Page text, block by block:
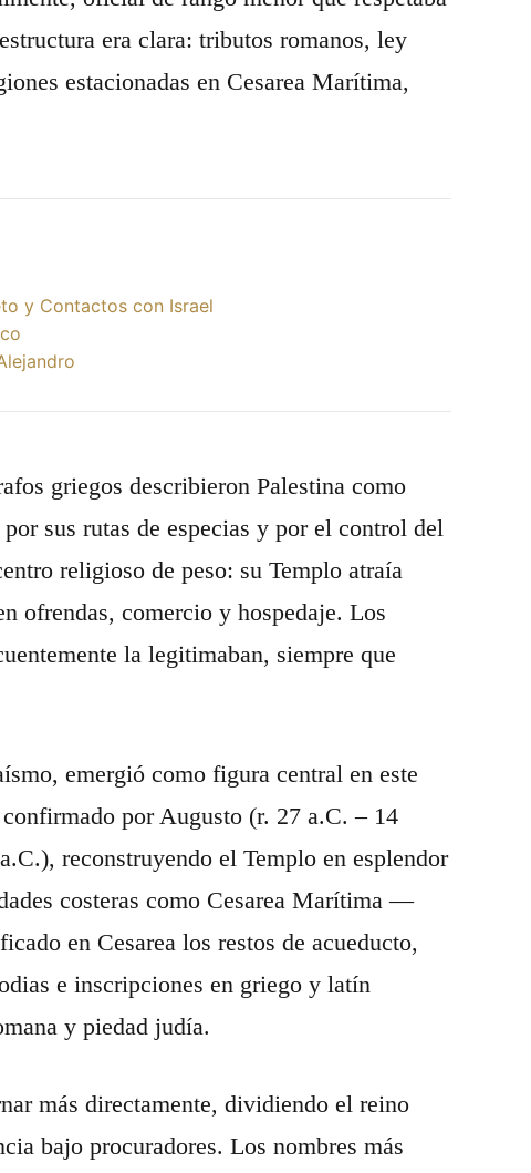
era clara: tributos romanos, ley
estacionadas en Cesarea Marítima,
y Contactos con Israel
griegos describieron Palestina como
sus rutas de especias y por el control del
religioso de peso: su Templo atraía
ofrendas, comercio y hospedaje. Los
la legitimaban, siempre que
emergió como figura central en este
por Augusto (r. 27 a.C. – 14
reconstruyendo el Templo en esplendor
costeras como Cesarea Marítima —
en Cesarea los restos de acueducto,
e inscripciones en griego y latín
y piedad judía.
más directamente, dividiendo el reino
bajo procuradores. Los nombres más